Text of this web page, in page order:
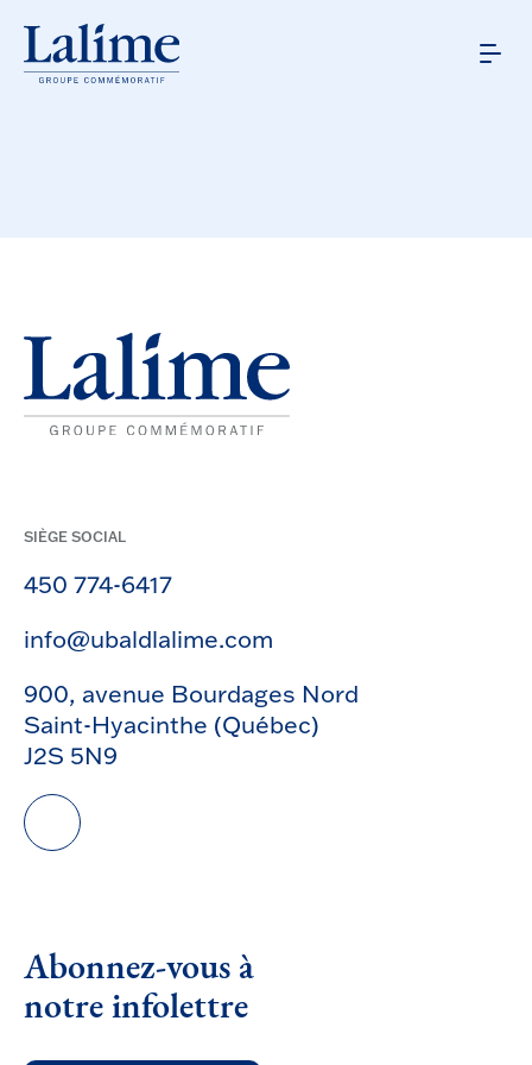
SIÈGE SOCIAL
450 774-6417
info@ubaldlalime.com
900, avenue Bourdages Nord
Saint-Hyacinthe (Québec)
J2S 5N9
Abonnez-vous à
notre infolettre